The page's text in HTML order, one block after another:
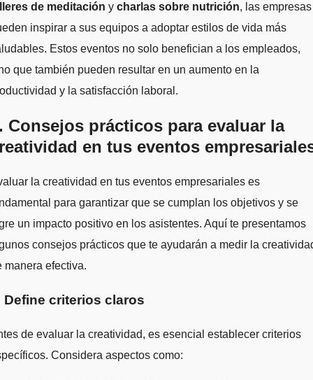
de meditación y charlas sobre nutrición, las empresas
inspirar a sus equipos a adoptar estilos de vida más
Estos eventos no solo benefician a los empleados,
que también pueden resultar en un aumento en la
y la satisfacción laboral.
Consejos prácticos para evaluar la
en tus eventos
la creatividad en tus eventos empresariales es
para garantizar que se cumplan los objetivos y se
un impacto positivo en los asistentes. Aquí te presentamos
consejos prácticos que te ayudarán a medir la
manera efectiva.
Define criterios claros
de evaluar la creatividad, es esencial establecer criterios
Considera aspectos como: